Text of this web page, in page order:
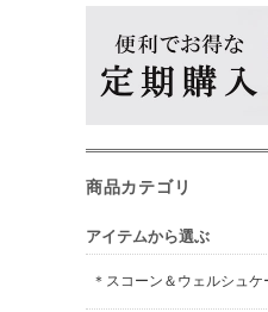
商品カテゴリ
アイテムから選ぶ
＊スコーン＆ウェルシュケ